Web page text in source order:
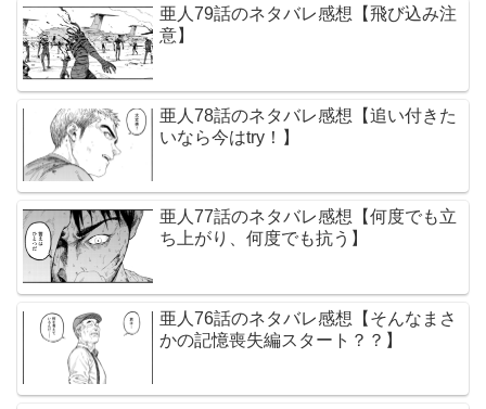
亜人79話のネタバレ感想【飛び込み注
意】
亜人78話のネタバレ感想【追い付きた
いなら今はtry！】
亜人77話のネタバレ感想【何度でも立
ち上がり、何度でも抗う】
亜人76話のネタバレ感想【そんなまさ
かの記憶喪失編スタート？？】